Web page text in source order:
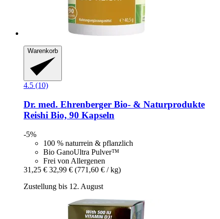
Warenkorb
4.5 (10)
Dr. med. Ehrenberger Bio- & Naturprodukte
Reishi Bio, 90 Kapseln
-5%
100 % naturrein & pflanzlich
Bio GanoUltra Pulver™
Frei von Allergenen
31,25 € 32,99 € (771,60 € / kg)
Zustellung bis 12. August